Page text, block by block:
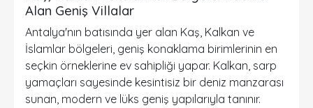
Alan Geniş Villalar
Antalya'nın batısında yer alan Kaş, Kalkan ve
İslamlar bölgeleri, geniş konaklama birimlerinin en
seçkin örneklerine ev sahipliği yapar. Kalkan, sarp
yamaçları sayesinde kesintisiz bir deniz manzarası
sunan, modern ve lüks geniş yapılarıyla tanınır.